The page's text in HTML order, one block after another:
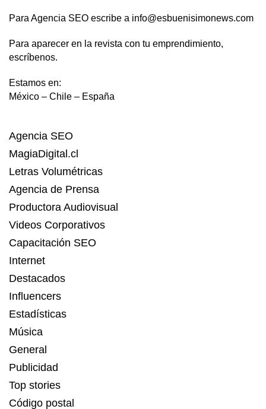
Para Agencia SEO escribe a info@esbuenisimonews.com
Para aparecer en la revista con tu emprendimiento,
escríbenos.
Estamos en:
México – Chile – España
Agencia SEO
MagiaDigital.cl
Letras Volumétricas
Agencia de Prensa
Productora Audiovisual
Videos Corporativos
Capacitación SEO
Internet
Destacados
Influencers
Estadísticas
Música
General
Publicidad
Top stories
Código postal